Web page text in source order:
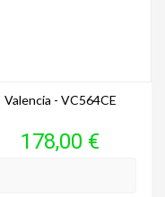
Valencia - VC564CE
Prix
178,00 €